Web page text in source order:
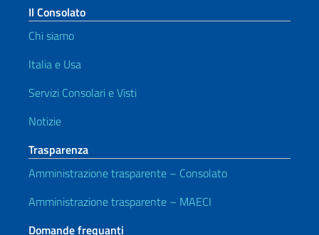
Il Consolato
Chi siamo
Italia e Usa
Servizi Consolari e Visti
Notizie
Trasparenza
Amministrazione trasparente – Consolato
Amministrazione trasparente – MAECI
Domande frequanti